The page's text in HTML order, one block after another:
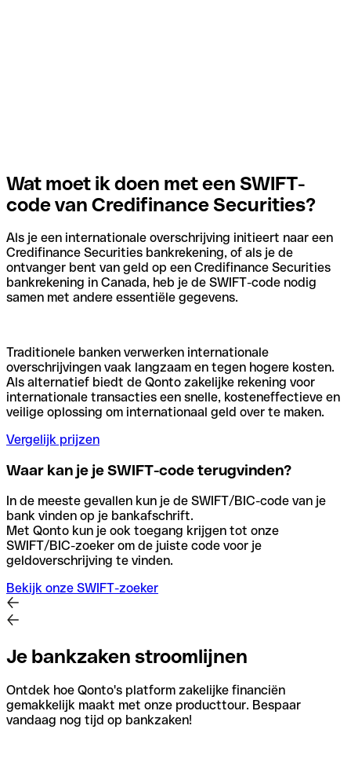
Wat moet ik doen met een SWIFT-
code van Credifinance Securities?
Als je een internationale overschrijving initieert naar een
Credifinance Securities bankrekening, of als je de
ontvanger bent van geld op een Credifinance Securities
bankrekening in Canada, heb je de SWIFT-code nodig
samen met andere essentiële gegevens.
Traditionele banken verwerken internationale
overschrijvingen vaak langzaam en tegen hogere kosten.
Als alternatief biedt de Qonto zakelijke rekening voor
internationale transacties een snelle, kosteneffectieve en
veilige oplossing om internationaal geld over te maken.
Vergelijk prijzen
Waar kan je je SWIFT-code terugvinden?
In de meeste gevallen kun je de SWIFT/BIC-code van je
bank vinden op je bankafschrift.
Met Qonto kun je ook toegang krijgen tot onze
SWIFT/BIC-zoeker om de juiste code voor je
geldoverschrijving te vinden.
Bekijk onze SWIFT-zoeker
Je bankzaken stroomlijnen
Ontdek hoe Qonto's platform zakelijke financiën
gemakkelijk maakt met onze producttour. Bespaar
vandaag nog tijd op bankzaken!